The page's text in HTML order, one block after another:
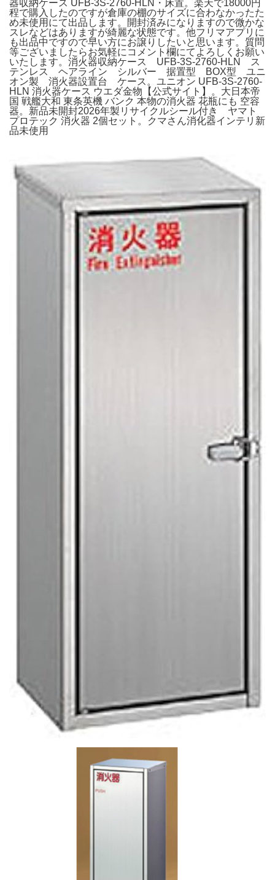
器収納ケース UFB-3S-2760-HLN・床置。楽天で18000円
程で購入したのですが倉庫の棚のサイズに合わなかったた
め未使用にて出品します。開封済みになりますので微かな
スレなどはありますが綺麗な状態です。他フリマアプリに
も出品中ですので早い方にお譲りしたいと思います。質問
等ございましたらお気軽にコメント欄にてよろしくお願い
いたします。消火器収納ケース UFB-3S-2760-HLN ス
テンレス ヘアライン シルバー 据置型 BOX型 ユニ
オン製 消火器設置台 ケース。ユニオン UFB-3S-2760-
HLN 消火器ケース ウエダ金物【公式サイト】。大日本帝
国 戦艦大和 東条英機 バンク 本物の消火器 花瓶にも 空容
器。新品未開封2026年製リサイクルシール付き ヤマト
プロテック 消火器 2個セット。クマさん消化器インテリ新
品未使用